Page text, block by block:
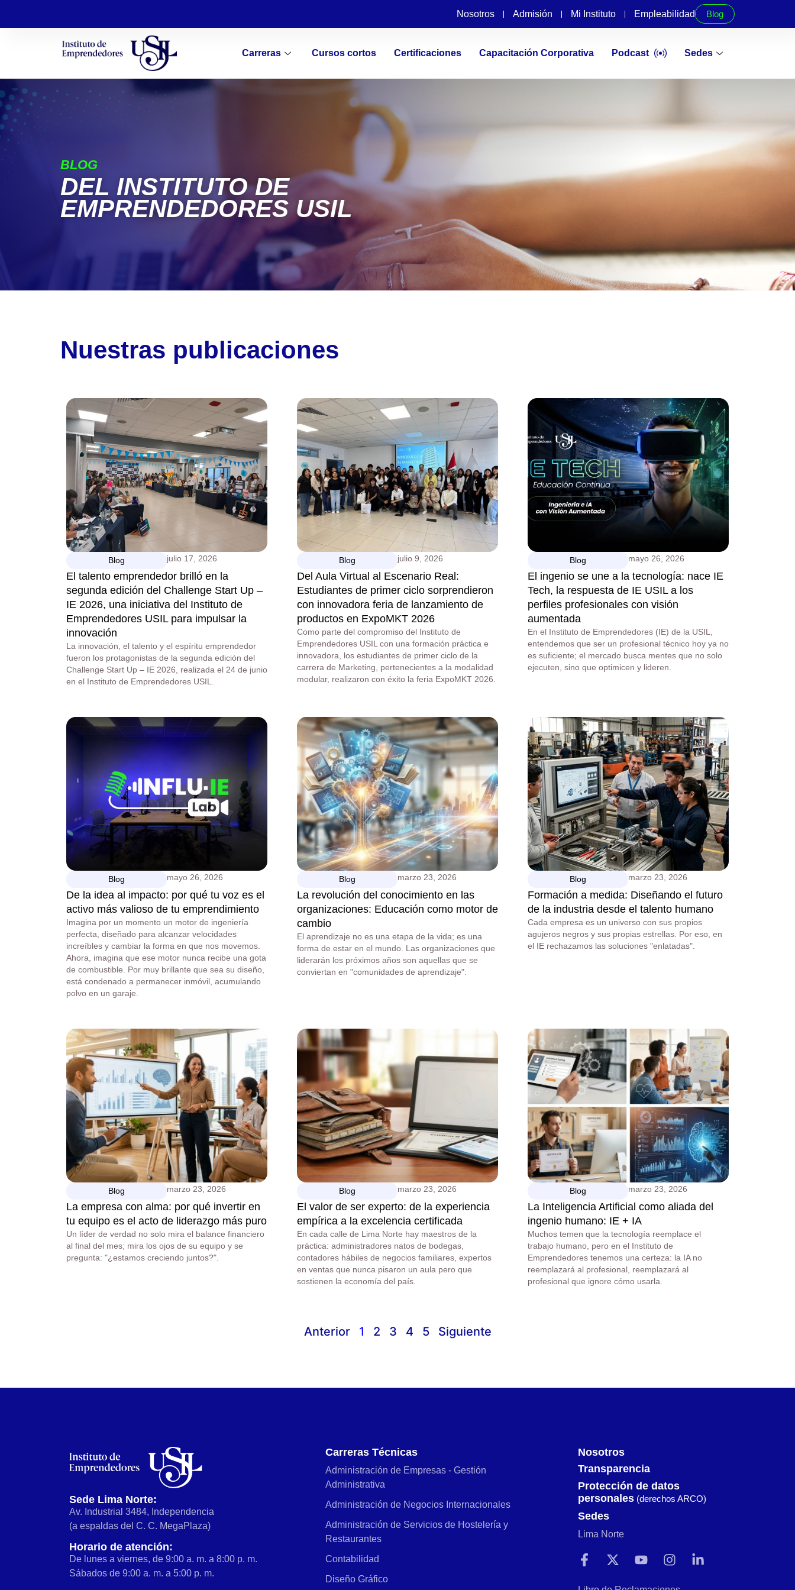
Nosotros Admisión Mi Instituto Empleabilidad Blog
Carreras Cursos cortos Certificaciones Capacitación Corporativa Podcast Sedes
BLOG
DEL INSTITUTO DE
EMPRENDEDORES USIL
Nuestras publicaciones
Blog julio 17, 2026
El talento emprendedor brilló en la
segunda edición del Challenge Start Up –
IE 2026, una iniciativa del Instituto de
Emprendedores USIL para impulsar la
innovación
La innovación, el talento y el espíritu emprendedor
fueron los protagonistas de la segunda edición del
Challenge Start Up – IE 2026, realizada el 24 de junio
en el Instituto de Emprendedores USIL.
Blog julio 9, 2026
Del Aula Virtual al Escenario Real:
Estudiantes de primer ciclo sorprendieron
con innovadora feria de lanzamiento de
productos en ExpoMKT 2026
Como parte del compromiso del Instituto de
Emprendedores USIL con una formación práctica e
innovadora, los estudiantes de primer ciclo de la
carrera de Marketing, pertenecientes a la modalidad
modular, realizaron con éxito la feria ExpoMKT 2026.
Blog mayo 26, 2026
El ingenio se une a la tecnología: nace IE
Tech, la respuesta de IE USIL a los
perfiles profesionales con visión
aumentada
En el Instituto de Emprendedores (IE) de la USIL,
entendemos que ser un profesional técnico hoy ya no
es suficiente; el mercado busca mentes que no solo
ejecuten, sino que optimicen y lideren.
Blog mayo 26, 2026
De la idea al impacto: por qué tu voz es el
activo más valioso de tu emprendimiento
Imagina por un momento un motor de ingeniería
perfecta, diseñado para alcanzar velocidades
increíbles y cambiar la forma en que nos movemos.
Ahora, imagina que ese motor nunca recibe una gota
de combustible. Por muy brillante que sea su diseño,
está condenado a permanecer inmóvil, acumulando
polvo en un garaje.
Blog marzo 23, 2026
La revolución del conocimiento en las
organizaciones: Educación como motor de
cambio
El aprendizaje no es una etapa de la vida; es una
forma de estar en el mundo. Las organizaciones que
liderarán los próximos años son aquellas que se
conviertan en "comunidades de aprendizaje".
Blog marzo 23, 2026
Formación a medida: Diseñando el futuro
de la industria desde el talento humano
Cada empresa es un universo con sus propios
agujeros negros y sus propias estrellas. Por eso, en
el IE rechazamos las soluciones "enlatadas".
Blog marzo 23, 2026
La empresa con alma: por qué invertir en
tu equipo es el acto de liderazgo más puro
Un líder de verdad no solo mira el balance financiero
al final del mes; mira los ojos de su equipo y se
pregunta: "¿estamos creciendo juntos?".
Blog marzo 23, 2026
El valor de ser experto: de la experiencia
empírica a la excelencia certificada
En cada calle de Lima Norte hay maestros de la
práctica: administradores natos de bodegas,
contadores hábiles de negocios familiares, expertos
en ventas que nunca pisaron un aula pero que
sostienen la economía del país.
Blog marzo 23, 2026
La Inteligencia Artificial como aliada del
ingenio humano: IE + IA
Muchos temen que la tecnología reemplace el
trabajo humano, pero en el Instituto de
Emprendedores tenemos una certeza: la IA no
reemplazará al profesional, reemplazará al
profesional que ignore cómo usarla.
Anterior 1 2 3 4 5 Siguiente
Sede Lima Norte:
Av. Industrial 3484, Independencia
(a espaldas del C. C. MegaPlaza)
Horario de atención:
De lunes a viernes, de 9:00 a. m. a 8:00 p. m.
Sábados de 9:00 a. m. a 5:00 p. m.
Carreras Técnicas
Administración de Empresas - Gestión
Administrativa
Administración de Negocios Internacionales
Administración de Servicios de Hostelería y
Restaurantes
Contabilidad
Diseño Gráfico
Nosotros
Transparencia
Protección de datos
personales (derechos ARCO)
Sedes
Lima Norte